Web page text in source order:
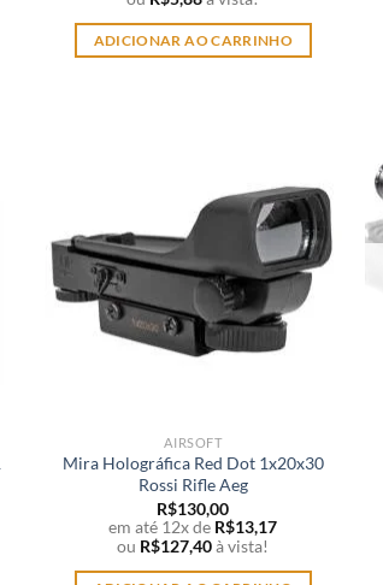
ADICIONAR AO CARRINHO
AIRSOFT
Mira Holográfica Red Dot 1x20x30
Rossi Rifle Aeg
R$130,00
em até 12x de R$13,17
ou R$127,40à vista!